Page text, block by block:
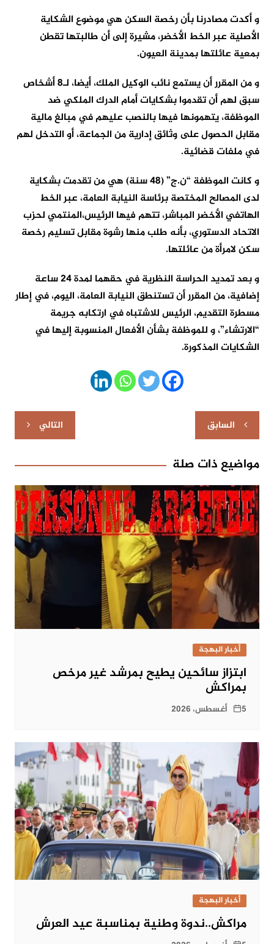
و أكدت مصادرنا بأن رخصة السكن هي موضوع الشكاية
الأصلية عبر الخط الأخضر، مشيرة إلى أن طالبتها تقطن
بمعية عائلتها بمدينة العيون.
و من المقرر أن يستمع نائب الوكيل الملك، أيضا، لـ8 أشخاص
سبق لهم أن تقدموا بشكايات أمام الدرك الملكي ضد
الموظفة، يتهمونها فيها بالنصب عليهم في مبالغ مالية
مقابل الحصول على وثائق إدارية من الجماعة، أو التدخل لهم
في ملفات قضائية.
و كانت الموظفة “ن.ج” (48 سنة) هي من تقدمت بشكاية
لدى المصالح المختصة برئاسة النيابة العامة، عبر الخط
الهاتفي الأخضر المباشر، تتهم فيها الرئيس،المنتمي لحزب
الاتحاد الدستوري، بأنه طلب منها رشوة مقابل تسليم رخصة
سكن لامرأة من عائلتها.
و بعد تمديد الحراسة النظرية في حقهما لمدة 24 ساعة
إضافية، من المقرر أن تستنطق النيابة العامة، اليوم، في إطار
مسطرة التقديم، الرئيس للاشتباه في ارتكابه جريمة
“الارتشاء”، و للموظفة بشأن الأفعال المنسوبة إليها في
الشكايات المذكورة.
تصفّح
المقالات
السابق التالي
مواضيع ذات صلة
أخبار البهجة
ابتزاز سائحين يطيح بمرشد غير مرخص
بمراكش
5 أغسطس، 2026
أخبار البهجة
مراكش..ندوة وطنية بمناسبة عيد العرش